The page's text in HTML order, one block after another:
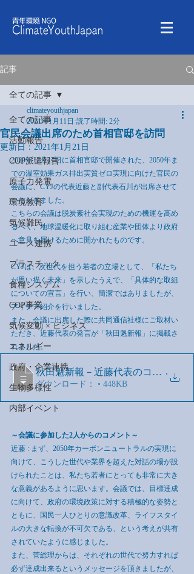
記事
全ての記事
活動報告
COP派遣報告
原子力発電
環境教育
気候難民
ユース連携
プラスチック
食糧システム
COP事業
気候変動 × ビジネス
エネルギー
政府・企業連携
生物多様性
内部イベント
全ての記事
官民会議出席のため首相官邸を訪問
climateyouthjapan
2021年1月11日 読了時間: 2分
更新日：2021年1月21日
2020年12月17日に首相官邸で開催された、2050年ま
での温室効果ガス排出実質ゼロ実現に向けた官民の
会議に、CYJの代表近藤と副代表石川が出席させて
いただきました。
こちらの会議は脱炭素社会実現のための機運を高め
るべく、地球温暖化に取り組む産業や団体より政府
へ意見を届けるために開かれたものです。
CYJは、次世代を担う若者の立場として、「私たち
が思い描く未来」を示したうえで、「具体的な取組
についての宣言」を行い、簡潔ではありましたが、
アイデア紹介を行いました。
また、会議に出席した際に共同通信社様にご取材い
ただき、近藤代表の発言が「秋田魁新報」に掲載さ
れました。
秋田魁新報－近藤代表のコメント掲
.
ダウンロード： • 448KB
～会議に参加した2人からのコメント～
近藤 : まず、2050年カーボンニュートラルの実現に
向けて、こうした世代や業界を超えた対話の場が設
けられたことは、私たち若者にとっても非常に大き
な意義があるように思います。会議では、目標達成
に向けて、政府の環境政策に対する積極的な姿勢と
ともに、国民一人ひとりの意識改革、ライフスタイ
ルの大きな転換が不可欠である、という考えが共有
されていたように感じました。
また、菅総理からは、それぞれの世代で努力すれば
必ず達成出来るというメッセージを頂きましたが、